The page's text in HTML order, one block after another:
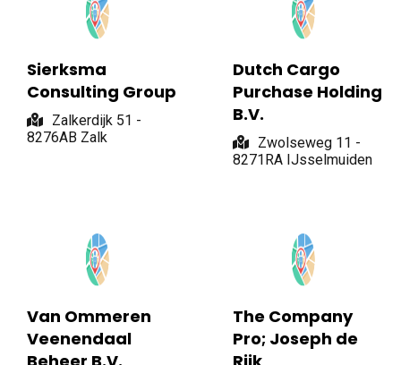
Sierksma
Consulting Group
Zalkerdijk 51 -
8276AB Zalk
Dutch Cargo
Purchase Holding
B.V.
Zwolseweg 11 -
8271RA IJsselmuiden
Van Ommeren
Veenendaal
The Company
Pro; Joseph de